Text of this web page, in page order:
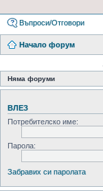
Въпроси/Отговори
Начало форум
Няма форуми
ВЛЕЗ
Потребителско име:
Парола:
Забравих си паролата